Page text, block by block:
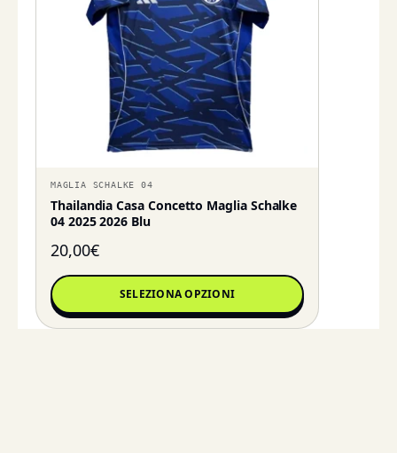
MAGLIA SCHALKE 04
Thailandia Casa Concetto Maglia Schalke
04 2025 2026 Blu
20,00€
SELEZIONA OPZIONI